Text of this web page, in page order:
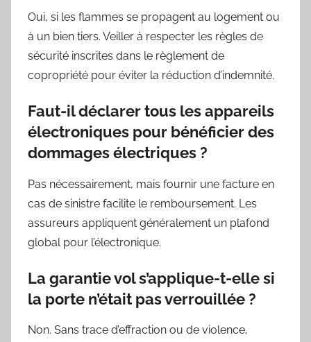
Oui, si les flammes se propagent au logement ou
à un bien tiers. Veiller à respecter les règles de
sécurité inscrites dans le règlement de
copropriété pour éviter la réduction d’indemnité.
Faut-il déclarer tous les appareils
électroniques pour bénéficier des
dommages électriques ?
Pas nécessairement, mais fournir une facture en
cas de sinistre facilite le remboursement. Les
assureurs appliquent généralement un plafond
global pour l’électronique.
La garantie vol s’applique-t-elle si
la porte n’était pas verrouillée ?
Non. Sans trace d’effraction ou de violence,